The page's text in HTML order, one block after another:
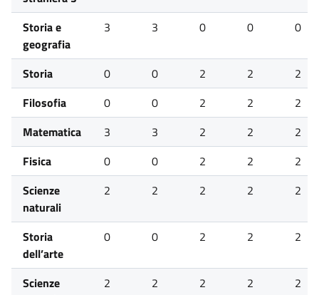
Storia e
geografia
3 3 0 0 0
Storia 0 0 2 2
2
Filosofia
0 0 2 2
2
Matematica
3 3 2 2
2
Fisica
0 0 2 2
2
Scienze
naturali
2 2 2 2 2
Storia
dell’arte
0 0 2 2 2
Scienze
2 2 2 2 2